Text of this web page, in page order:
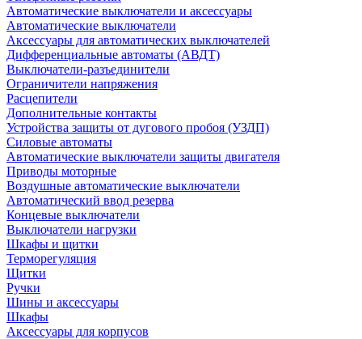
Автоматические выключатели и аксессуары
Автоматические выключатели
Аксессуары для автоматических выключателей
Дифференциальные автоматы (АВДТ)
Выключатели-разъединители
Ограничители напряжения
Расцепители
Дополнительные контакты
Устройства защиты от дугового пробоя (УЗДП)
Силовые автоматы
Автоматические выключатели защиты двигателя
Приводы моторные
Воздушные автоматические выключатели
Автоматический ввод резерва
Концевые выключатели
Выключатели нагрузки
Шкафы и щитки
Терморегуляция
Щитки
Ручки
Шины и аксессуары
Шкафы
Аксессуары для корпусов